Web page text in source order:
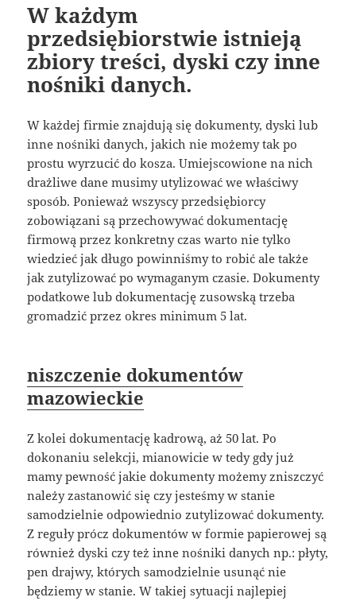
W każdym
przedsiębiorstwie istnieją
zbiory treści, dyski czy inne
nośniki danych.
W każdej firmie znajdują się dokumenty, dyski lub
inne nośniki danych, jakich nie możemy tak po
prostu wyrzucić do kosza. Umiejscowione na nich
drażliwe dane musimy utylizować we właściwy
sposób. Ponieważ wszyscy przedsiębiorcy
zobowiązani są przechowywać dokumentację
firmową przez konkretny czas warto nie tylko
wiedzieć jak długo powinniśmy to robić ale także
jak zutylizować po wymaganym czasie. Dokumenty
podatkowe lub dokumentację zusowską trzeba
gromadzić przez okres minimum 5 lat.
niszczenie dokumentów
mazowieckie
Z kolei dokumentację kadrową, aż 50 lat. Po
dokonaniu selekcji, mianowicie w tedy gdy już
mamy pewność jakie dokumenty możemy zniszczyć
należy zastanowić się czy jesteśmy w stanie
samodzielnie odpowiednio zutylizować dokumenty.
Z reguły prócz dokumentów w formie papierowej są
również dyski czy też inne nośniki danych np.: płyty,
pen drajwy, których samodzielnie usunąć nie
będziemy w stanie. W takiej sytuacji najlepiej